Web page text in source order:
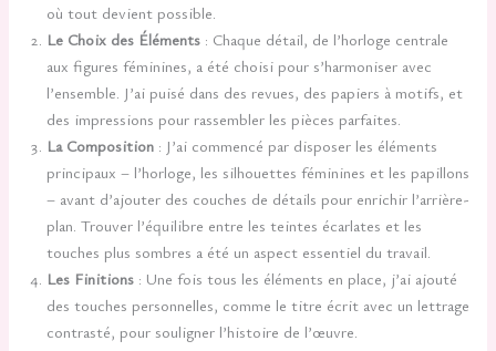
où tout devient possible.
Le Choix des Éléments : Chaque détail, de l’horloge centrale
aux figures féminines, a été choisi pour s’harmoniser avec
l’ensemble. J’ai puisé dans des revues, des papiers à motifs, et
des impressions pour rassembler les pièces parfaites.
La Composition : J’ai commencé par disposer les éléments
principaux – l’horloge, les silhouettes féminines et les papillons
– avant d’ajouter des couches de détails pour enrichir l’arrière-
plan. Trouver l’équilibre entre les teintes écarlates et les
touches plus sombres a été un aspect essentiel du travail.
Les Finitions : Une fois tous les éléments en place, j’ai ajouté
des touches personnelles, comme le titre écrit avec un lettrage
contrasté, pour souligner l’histoire de l’œuvre.